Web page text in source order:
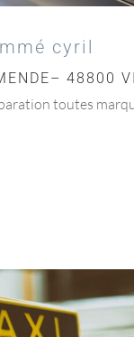
cyril
48800
toutes